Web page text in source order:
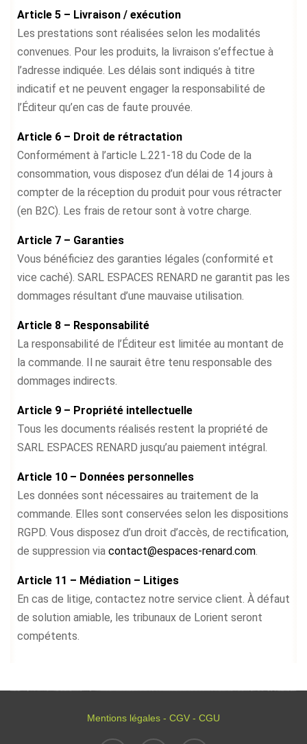
Article 5 – Livraison / exécution
Les prestations sont réalisées selon les modalités
convenues. Pour les produits, la livraison s’effectue à
l’adresse indiquée. Les délais sont indiqués à titre
indicatif et ne peuvent engager la responsabilité de
l’Éditeur qu’en cas de faute prouvée.
Article 6 – Droit de rétractation
Conformément à l’article L.221‑18 du Code de la
consommation, vous disposez d’un délai de 14 jours à
compter de la réception du produit pour vous rétracter
(en B2C). Les frais de retour sont à votre charge.
Article 7 – Garanties
Vous bénéficiez des garanties légales (conformité et
vice caché). SARL ESPACES RENARD ne garantit pas les
dommages résultant d’une mauvaise utilisation.
Article 8 – Responsabilité
La responsabilité de l’Éditeur est limitée au montant de
la commande. Il ne saurait être tenu responsable des
dommages indirects.
Article 9 – Propriété intellectuelle
Tous les documents réalisés restent la propriété de
SARL ESPACES RENARD jusqu’au paiement intégral.
Article 10 – Données personnelles
Les données sont nécessaires au traitement de la
commande. Elles sont conservées selon les dispositions
RGPD. Vous disposez d’un droit d’accès, de rectification,
de suppression via contact@espaces-renard.com.
Article 11 – Médiation – Litiges
En cas de litige, contactez notre service client. À défaut
de solution amiable, les tribunaux de Lorient seront
compétents.
Mentions légales - CGV - CGU